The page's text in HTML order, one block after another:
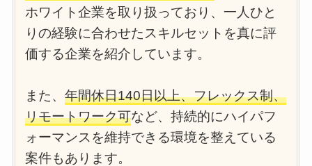
ホワイト企業を取り扱っており、一人ひと
りの経験に合わせたスキルセットを真に評
価する企業を紹介しています。
また、年間休日140日以上、フレックス制、
リモートワーク可など、持続的にハイパフ
ォーマンスを維持できる環境を整えている
案件もあります。